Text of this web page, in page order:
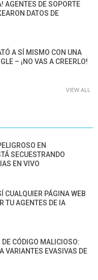
AGENTES DE SOPORTE
DATOS DE
A SÍ MISMO CON UNA
– ¡NO VAS A CREERLO!
VIEW ALL
EN
SECUESTRANDO
EN VIVO
CUALQUIER PÁGINA WEB
TU AGENTES DE IA
CÓDIGO MALICIOSO:
VARIANTES EVASIVAS DE